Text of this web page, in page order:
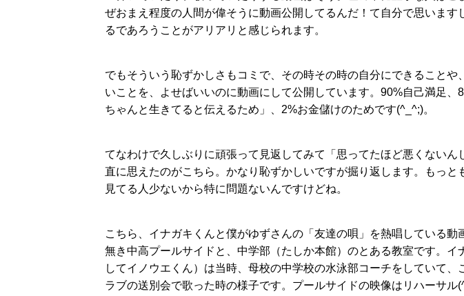
ぜおまえ程度の人間が偉そうに動画公開してるんだ！て自分で思います
るであろうことがアリアリと感じられます。
でもそういう恥ずかしさもコミで、その時その時の自分にできることや
いことを、よせばいいのに動画にして公開しています。90%自己満足、
ちゃんと生きてると伝えるため」、2%お金儲けのためです(^_^;)。
てなわけで久しぶりに頑張って見返してみて「思ってたほど悪くないん
直に思えたのがこちら。かなり恥ずかしいですが掘り返します。もっと
見てる人少ないから特に問題ないんですけどね。
こちら、イナガキくんと僕がゆずさんの「友達の唄」を熱唱している動
無き中高プールサイドと、中学部（たしか本館）のとある教室です。イ
してイノウエくん）は当時、母校の中学校の水泳部コーチをしていて、
ラブの送別会で歌った時の様子です。プールサイドの映像はリハーサル